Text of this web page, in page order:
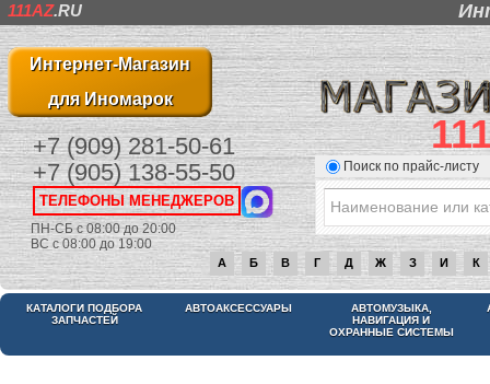
111AZ.RU
Интернет-Магазин
для Иномарок
+7 (909) 281-50-61
+7 (905) 138-55-50
ТЕЛЕФОНЫ МЕНЕДЖЕРОВ
ПН-СБ с 08:00 до 20:00
ВС с 08:00 до 19:00
Поиск по прайс-листу
А Б В Г Д Ж З И К
КАТАЛОГИ ПОДБОРА
ЗАПЧАСТЕЙ
АВТОАКСЕССУАРЫ
АВТОМУЗЫКА,
НАВИГАЦИЯ И
ОХРАННЫЕ СИСТЕМЫ